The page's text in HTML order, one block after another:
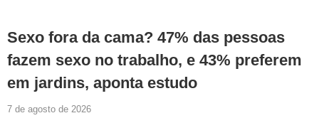
Sexo fora da cama? 47% das pessoas
fazem sexo no trabalho, e 43% preferem
em jardins, aponta estudo
7 de agosto de 2026